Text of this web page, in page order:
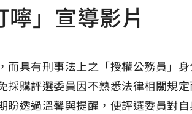
嚀」宣導影片
具有刑事法上之「授權公務員」
購評選委員因不熟悉法律相關規
透過溫馨與提醒，使評選委員對